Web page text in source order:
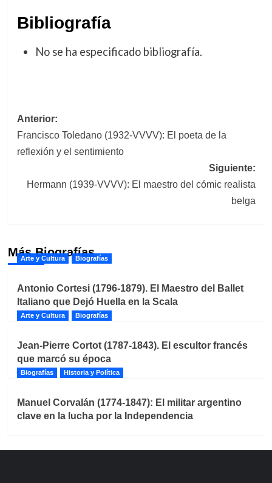
Bibliografía
No se ha especificado bibliografía.
Navegación
de
entradas
Anterior:
Francisco Toledano (1932-VVVV): El poeta de la
reflexión y el sentimiento
Siguiente:
Hermann (1939-VVVV): El maestro del cómic realista
belga
Más Biografías
Arte y Cultura Biografías
Antonio Cortesi (1796-1879). El Maestro del Ballet
Italiano que Dejó Huella en la Scala
Arte y Cultura Biografías
Jean-Pierre Cortot (1787-1843). El escultor francés
que marcó su época
Biografías Historia y Política
Manuel Corvalán (1774-1847): El militar argentino
clave en la lucha por la Independencia